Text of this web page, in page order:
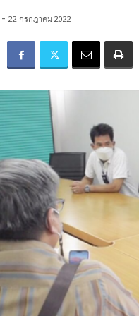
- 22 กรกฎาคม 2022